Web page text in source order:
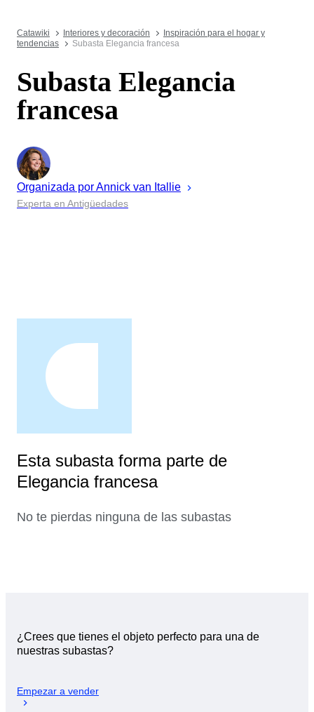
Catawiki Interiores y decoración
Inspiración para el hogar y
tendencias
Subasta Elegancia francesa
Subasta Elegancia
francesa
Organizada porAnnick van Itallie
Experta en Antigüedades
Esta subasta forma parte de
Elegancia francesa
No te pierdas ninguna de las subastas
¿Crees que tienes el objeto perfecto para una de
nuestras subastas?
Empezar a vender